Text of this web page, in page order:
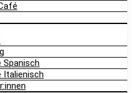
Italienisch